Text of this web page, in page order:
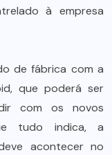
à empresa
de fábrica com a
que poderá ser
com os novos
tudo indica, a
acontecer no